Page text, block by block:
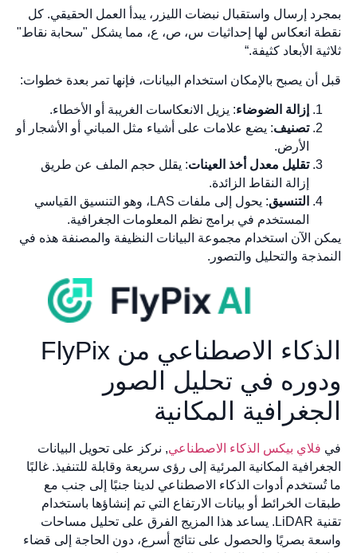
بمجرد إرسال واستقبال نبضات الليزر، يبدأ العمل الحقيقي. كل
نقطة انعكاس لها إحداثيات س، ص، ع، مما يشكل "سحابة نقاط"
ثلاثية الأبعاد كثيفة.“
قبل أن يصبح بالإمكان استخدام البيانات، فإنها تمر بعدة خطوات:
إزالة الضوضاء: يزيل الانعكاسات الغريبة أو الأخطاء.
تصنيف: يضع علامات على أشياء مثل المباني أو الأشجار أو
الأرض.
تقليل معدل أخذ العينات: يقلل حجم الملف عن طريق
إزالة النقاط الزائدة.
التنسيق
: يحول إلى ملفات LAS، وهو التنسيق القياسي
المستخدم في برامج نظم المعلومات الجغرافية.
يمكن الآن استخدام مجموعة البيانات النظيفة والمصنفة هذه في
النمذجة والتحليل والتصور.
الذكاء الاصطناعي من FlyPix
ودوره في تحليل الصور
الجغرافية المكانية
في فلاي بيكس الذكاء الاصطناعي, نركز على تحويل البيانات
الجغرافية المكانية المرئية إلى رؤى سريعة وقابلة للتنفيذ. غالبًا
ما تُستخدم أدوات الذكاء الاصطناعي لدينا جنبًا إلى جنب مع
طبقات الخرائط أو بيانات الارتفاع التي تم إنشاؤها باستخدام
تقنية LiDAR. يساعد هذا المزيج الفرق على تحليل مساحات
واسعة بصريًا والحصول على نتائج أسرع، دون الحاجة إلى قضاء